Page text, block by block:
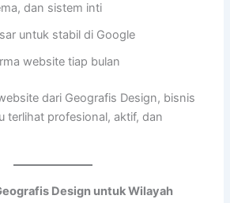
dan sistem inti
untuk stabil di Google
website tiap bulan
dari Geografis Design, bisnis
terlihat profesional, aktif, dan
Design untuk Wilayah